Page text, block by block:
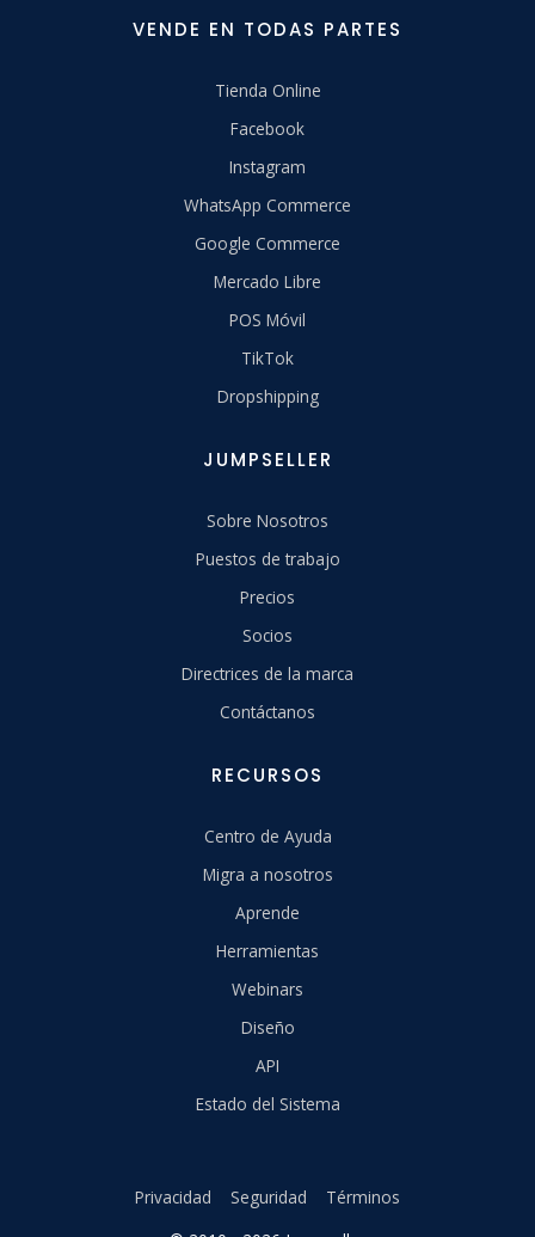
VENDE EN TODAS PARTES
Tienda Online
Facebook
Instagram
WhatsApp Commerce
Google Commerce
Mercado Libre
POS Móvil
TikTok
Dropshipping
JUMPSELLER
Sobre Nosotros
Puestos de trabajo
Precios
Socios
Directrices de la marca
Contáctanos
RECURSOS
Centro de Ayuda
Migra a nosotros
Aprende
Herramientas
Webinars
Diseño
API
Estado del Sistema
Privacidad Seguridad Términos